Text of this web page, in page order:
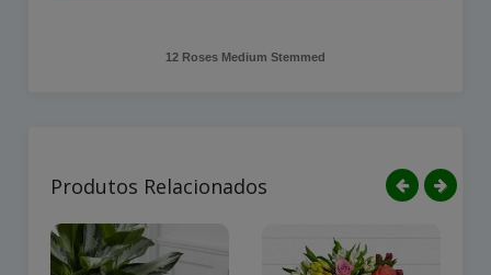
12 Roses Medium Stemmed
Produtos Relacionados